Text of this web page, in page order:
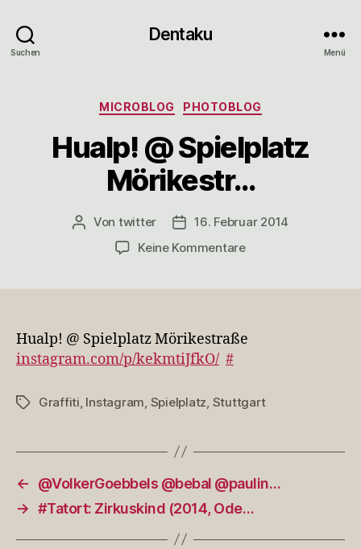
Suchen
Dentaku
Menü
Kategorien
MICROBLOG PHOTOBLOG
Hualp! @ Spielplatz
Mörikestr…
Beitragsautor
Von twitter Veröffentlichungsdatum
16. Februar 2014
Keine Kommentarezu
Hualp! @ Spielplatz Mörikestraße
instagram.com/p/kekmtiJfkO/ #
Schlagwörter
Graffiti Instagram Spielplatz Stuttgart
←
@VolkerGoebbels @bebal @paulin…
→ #Tatort: Zirkuskind (2014, Ode…